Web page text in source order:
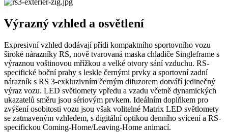
Výrazný vzhled a osvětlení
Expresivní vzhled dodávají přídi kompaktního sportovního vozu
široké nárazníky RS, nově tvarovaná maska chladiče Singleframe s
výraznou voštinovou mřížkou a velké otvory sání vzduchu. RS-
specifické boční prahy s leskle černými prvky a sportovní zadní
nárazník s RS 3-exkluzivním černým difuzorem dotváří jedinečný
výraz vozu. LED světlomety vpředu a vzadu včetně dynamických
ukazatelů směru jsou sériovým prvkem. Ideálním doplňkem pro
zvýšení osobitosti vozu jsou však volitelné Matrix LED světlomety
se zatmaveným vzhledem, s digitální optikou denního svícení a RS-
specifickou Coming-Home/Leaving-Home animací.